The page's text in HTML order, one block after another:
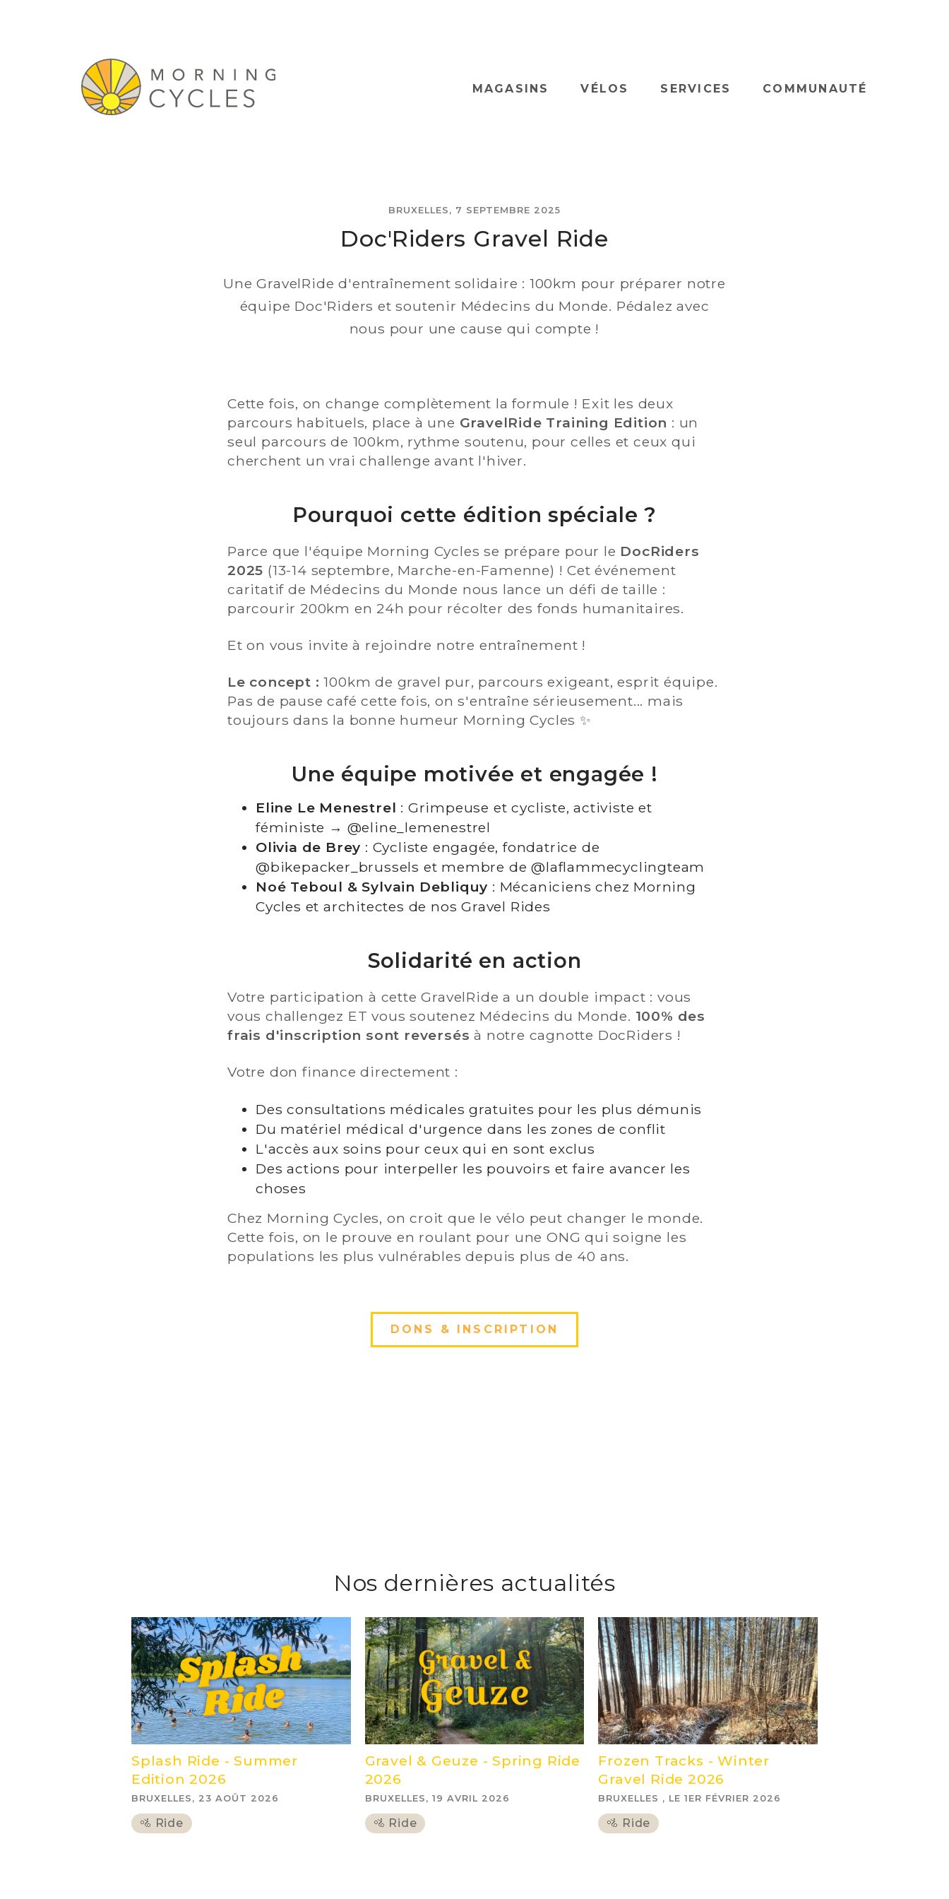
MAGASINS VÉLOS SERVICES COMMUNAUTÉ
BRUXELLES, 7 SEPTEMBRE 2025
Doc'Riders Gravel Ride
Une GravelRide d'entraînement solidaire : 100km pour préparer notre
équipe Doc'Riders et soutenir Médecins du Monde. Pédalez avec
nous pour une cause qui compte !
Cette fois, on change complètement la formule ! Exit les deux
parcours habituels, place à une GravelRide Training Edition : un
seul parcours de 100km, rythme soutenu, pour celles et ceux qui
cherchent un vrai challenge avant l'hiver.
Pourquoi cette édition spéciale ?
Parce que l'équipe Morning Cycles se prépare pour le DocRiders
2025 (13-14 septembre, Marche-en-Famenne) ! Cet événement
caritatif de Médecins du Monde nous lance un défi de taille :
parcourir 200km en 24h pour récolter des fonds humanitaires.
Et on vous invite à rejoindre notre entraînement !
Le concept : 100km de gravel pur, parcours exigeant, esprit équipe.
Pas de pause café cette fois, on s'entraîne sérieusement... mais
toujours dans la bonne humeur Morning Cycles ✨
Une équipe motivée et engagée !
Eline Le Menestrel : Grimpeuse et cycliste, activiste et
féministe → @eline_lemenestrel
Olivia de Brey : Cycliste engagée, fondatrice de
@bikepacker_brussels et membre de @laflammecyclingteam
Noé Teboul & Sylvain Debliquy : Mécaniciens chez Morning
Cycles et architectes de nos Gravel Rides
Solidarité en action
Votre participation à cette GravelRide a un double impact : vous
vous challengez ET vous soutenez Médecins du Monde. 100% des
frais d'inscription sont reversés à notre cagnotte DocRiders !
Votre don finance directement :
Des consultations médicales gratuites pour les plus démunis
Du matériel médical d'urgence dans les zones de conflit
L'accès aux soins pour ceux qui en sont exclus
Des actions pour interpeller les pouvoirs et faire avancer les
choses
Chez Morning Cycles, on croit que le vélo peut changer le monde.
Cette fois, on le prouve en roulant pour une ONG qui soigne les
populations les plus vulnérables depuis plus de 40 ans.
DONS & INSCRIPTION
Nos dernières actualités
Splash Ride - Summer
Edition 2026
BRUXELLES, 23 AOÛT 2026
🚵 Ride
Gravel & Geuze - Spring Ride
2026
BRUXELLES, 19 AVRIL 2026
🚵 Ride
Frozen Tracks - Winter
Gravel Ride 2026
BRUXELLES , LE 1ER FÉVRIER 2026
🚵 Ride